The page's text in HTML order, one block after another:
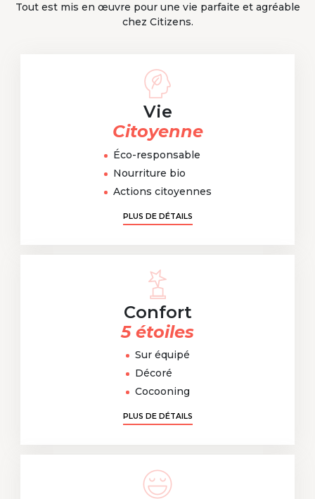
Tout est mis en œuvre pour une vie parfaite et agréable
chez Citizens.
Vie
Citoyenne
Éco-responsable
Nourriture bio
Actions citoyennes
PLUS DE DÉTAILS
Confort
5 étoiles
Sur équipé
Décoré
Cocooning
PLUS DE DÉTAILS